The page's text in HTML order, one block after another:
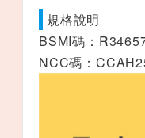
規格說明
BSMI碼：
NCC碼：